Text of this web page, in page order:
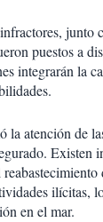
junto
puestos a
integrarán la
la atención de
Existen
ilícitas,
en el mar.